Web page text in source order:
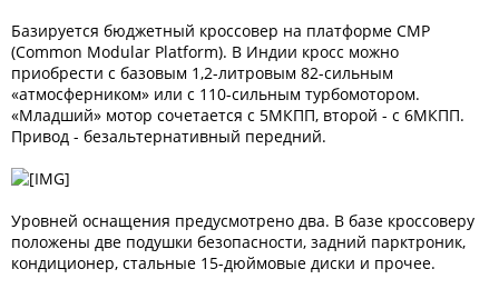
Базируется бюджетный кроссовер на платформе CMP
(Common Modular Platform). В Индии кросс можно
приобрести с базовым 1,2-литровым 82-сильным
«атмосферником» или с 110-сильным турбомотором.
«Младший» мотор сочетается с 5МКПП, второй - с 6МКПП.
Привод - безальтернативный передний.
Уровней оснащения предусмотрено два. В базе кроссоверу
положены две подушки безопасности, задний парктроник,
кондиционер, стальные 15-дюймовые диски и прочее.